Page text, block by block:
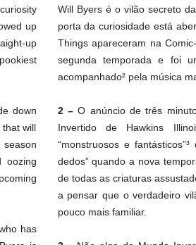
up
up
down
will
oozing
has
Will Byers é o vilão secreto
porta da curiosidade está
Things apareceram na
segunda temporada e foi
acompanhado² pela música
2 –O anúncio de três
Invertido de Hawkins
“monstruosos e
dedos” quando a nova
de todas as criaturas
a pensar que o verdadeiro
pouco mais familiar.